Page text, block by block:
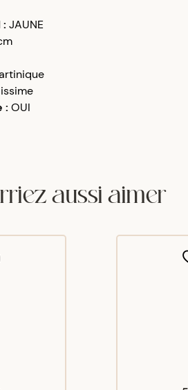
: JAUNE
: OUI
aussi aimer